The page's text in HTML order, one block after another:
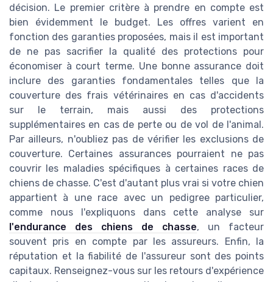
décision. Le premier critère à prendre en compte est
bien évidemment le budget. Les offres varient en
fonction des garanties proposées, mais il est important
de ne pas sacrifier la qualité des protections pour
économiser à court terme. Une bonne assurance doit
inclure des garanties fondamentales telles que la
couverture des frais vétérinaires en cas d'accidents
sur le terrain, mais aussi des protections
supplémentaires en cas de perte ou de vol de l'animal.
Par ailleurs, n'oubliez pas de vérifier les exclusions de
couverture. Certaines assurances pourraient ne pas
couvrir les maladies spécifiques à certaines races de
chiens de chasse. C'est d'autant plus vrai si votre chien
appartient à une race avec un pedigree particulier,
comme nous l'expliquons dans cette analyse sur
l'endurance des chiens de chasse, un facteur
souvent pris en compte par les assureurs. Enfin, la
réputation et la fiabilité de l'assureur sont des points
capitaux. Renseignez-vous sur les retours d'expérience